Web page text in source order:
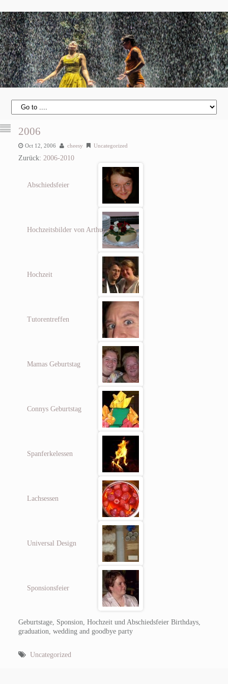
2006
Oct 12, 2006 cheesy Uncategorized
Zurück: 2006-2010
Abschiedsfeier
Hochzeitsbilder von Arthur
Hochzeit
Tutorentreffen
Mamas Geburtstag
Connys Geburtstag
Spanferkelessen
Lachsessen
Universal Design
Sponsionsfeier
Geburtstage, Sponsion, Hochzeit und Abschiedsfeier Birthdays,
graduation, wedding and goodbye party
Uncategorized